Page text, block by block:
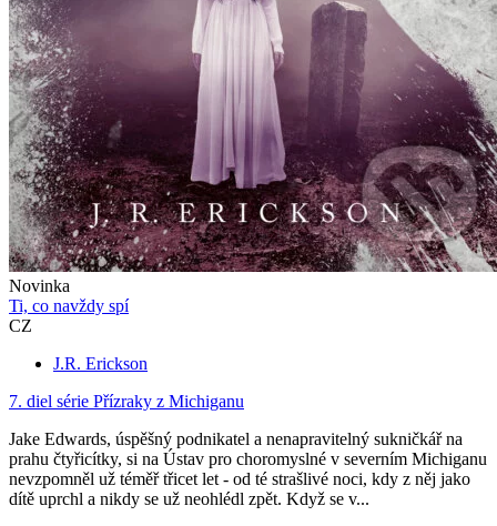
Novinka
Ti, co navždy spí
CZ
J.R. Erickson
7. diel série Přízraky z Michiganu
Jake Edwards, úspěšný podnikatel a nenapravitelný sukničkář na
prahu čtyřicítky, si na Ústav pro choromyslné v severním Michiganu
nevzpomněl už téměř třicet let - od té strašlivé noci, kdy z něj jako
dítě uprchl a nikdy se už neohlédl zpět. Když se v...